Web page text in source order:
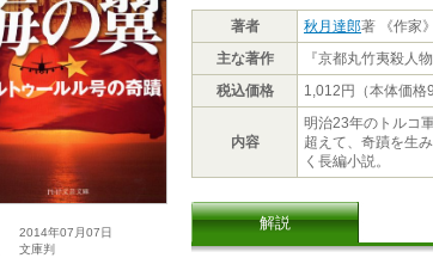
2014年07月07日
文庫判
著者 秋月達郎著 《作家》
主な著作
『京都丸竹夷殺人
税込価格
1,012円（本体価格
内容
明治23年のトルコ
超えて、奇蹟を生
く長編小説。
解説